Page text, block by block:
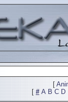
[
[ # A B C D